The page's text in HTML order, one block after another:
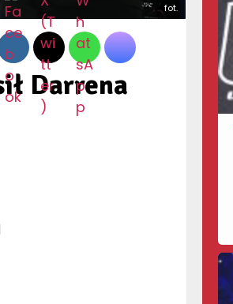
fot.
Darrena